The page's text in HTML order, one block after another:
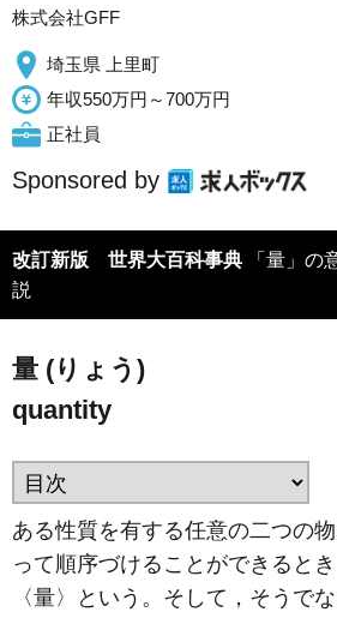
株式会社GFF
埼玉県 上里町
年収550万円～700万円
正社員
Sponsored by
改訂新版 世界大百科事典
説
量 (りょう)
quantity
ある性質を有する任意の二つの
って順序づけることができると
〈量〉という。そして，そうで